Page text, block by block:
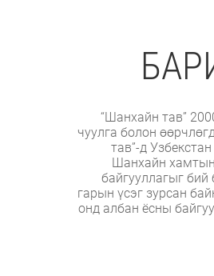
“Шанхайн тав”
чуулга болон
тав”-д
Шанхайн
байгууллагыг бий
гарын үсэг зурсан
онд албан ёсны